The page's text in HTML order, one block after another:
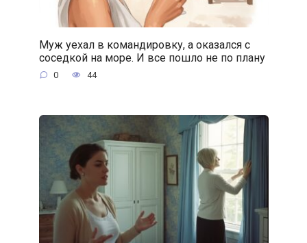
Муж уехал в командировку, а оказался с
соседкой на море. И все пошло не по плану
0 44